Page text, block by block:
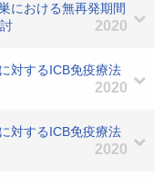
における無再発期間
2020
対するICB免疫療法
2020
対するICB免疫療法
2020